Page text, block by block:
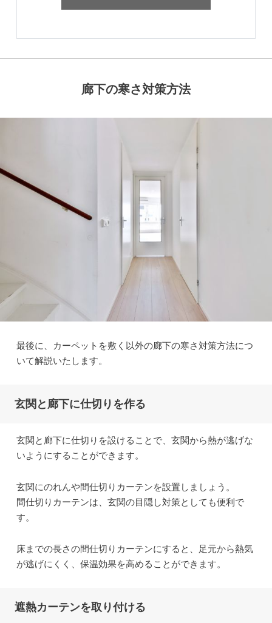
廊下の寒さ対策方法
最後に、カーペットを敷く以外の廊下の寒さ対策方法につ
いて解説いたします。
玄関と廊下に仕切りを作る
玄関と廊下に仕切りを設けることで、玄関から熱が逃げな
いようにすることができます。
玄関にのれんや間仕切りカーテンを設置しましょう。
間仕切りカーテンは、玄関の目隠し対策としても便利で
す。
床までの長さの間仕切りカーテンにすると、足元から熱気
が逃げにくく、保温効果を高めることができます。
遮熱カーテンを取り付ける